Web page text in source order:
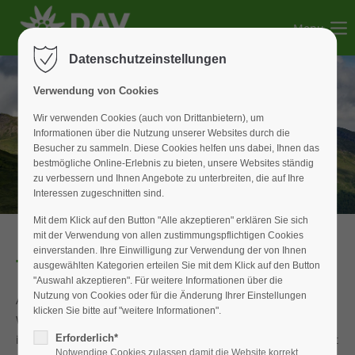
Der Eintrag "offcanvas-col2" existiert leider nicht.
Der Eintrag "offcanvas-col3" existiert leider nicht.
Der Eintrag "offcanvas-col4" existiert leider nicht.
Menu
Tages-Skitour
Am 18. Januar 2026 machten wir uns bei traumhaftem
Winterwetter auf den Weg zu einer Skitour aufs Steinmandl
im Kleinwalsertal. Blauer Himmel, Sonne satt und insgesamt
Datenschutzeinstellungen
Verwendung von Cookies
Wir verwenden Cookies (auch von Drittanbietern), um
Informationen über die Nutzung unserer Websites durch die
Besucher zu sammeln. Diese Cookies helfen uns dabei, Ihnen das
bestmögliche Online-Erlebnis zu bieten, unsere Websites ständig
zu verbessern und Ihnen Angebote zu unterbreiten, die auf Ihre
Interessen zugeschnitten sind.
Mit dem Klick auf den Button "Alle akzeptieren" erklären Sie sich
mit der Verwendung von allen zustimmungspflichtigen Cookies
einverstanden. Ihre Einwilligung zur Verwendung der von Ihnen
ausgewählten Kategorien erteilen Sie mit dem Klick auf den Button
"Auswahl akzeptieren". Für weitere Informationen über die
Nutzung von Cookies oder für die Änderung Ihrer Einstellungen
klicken Sie bitte auf "weitere Informationen".
Erforderlich*
Notwendige Cookies zulassen damit die Website korrekt